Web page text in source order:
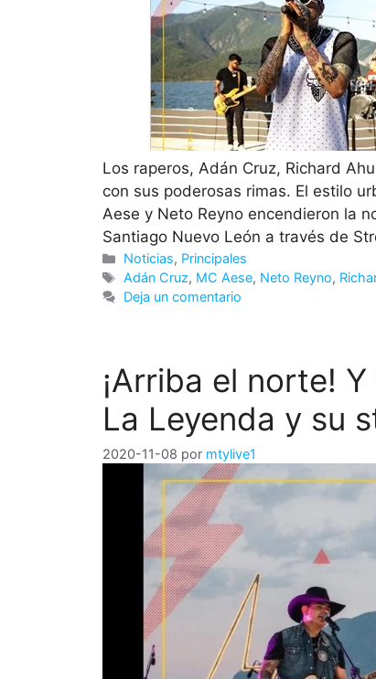
Los raperos, Adán Cruz, Richard
con sus poderosas rimas. El estilo
Aese y Neto Reyno encendieron la
Santiago Nuevo León a través de
Categorías
Noticias, Principales
Etiquetas
Adán Cruz, MC Aese, Neto Reyno,
Deja un comentario
¡Arriba el norte!
La Leyenda y su
2020-11-08 por mtylive1